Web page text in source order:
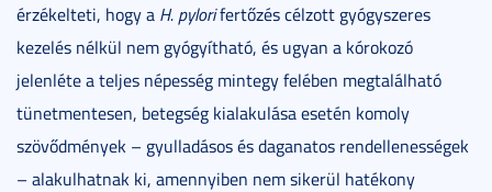
érzékelteti, hogy a H. pylorifertőzés célzott gyógyszeres
kezelés nélkül nem gyógyítható, és ugyan a kórokozó
jelenléte a teljes népesség mintegy felében megtalálható
tünetmentesen, betegség kialakulása esetén komoly
szövődmények – gyulladásos és daganatos rendellenességek
– alakulhatnak ki, amennyiben nem sikerül hatékony